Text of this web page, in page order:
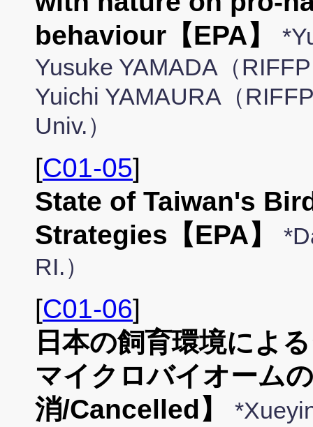
behaviour【EPA】
Yusuke YAMADA（
Yuichi YAMAURA（
Univ.）
[C01-05]
State of Taiwan's
Strategies【EPA】
RI.）
[C01-06]
日本の飼育環境によ
マイクロバイオーム
消/Cancelled】